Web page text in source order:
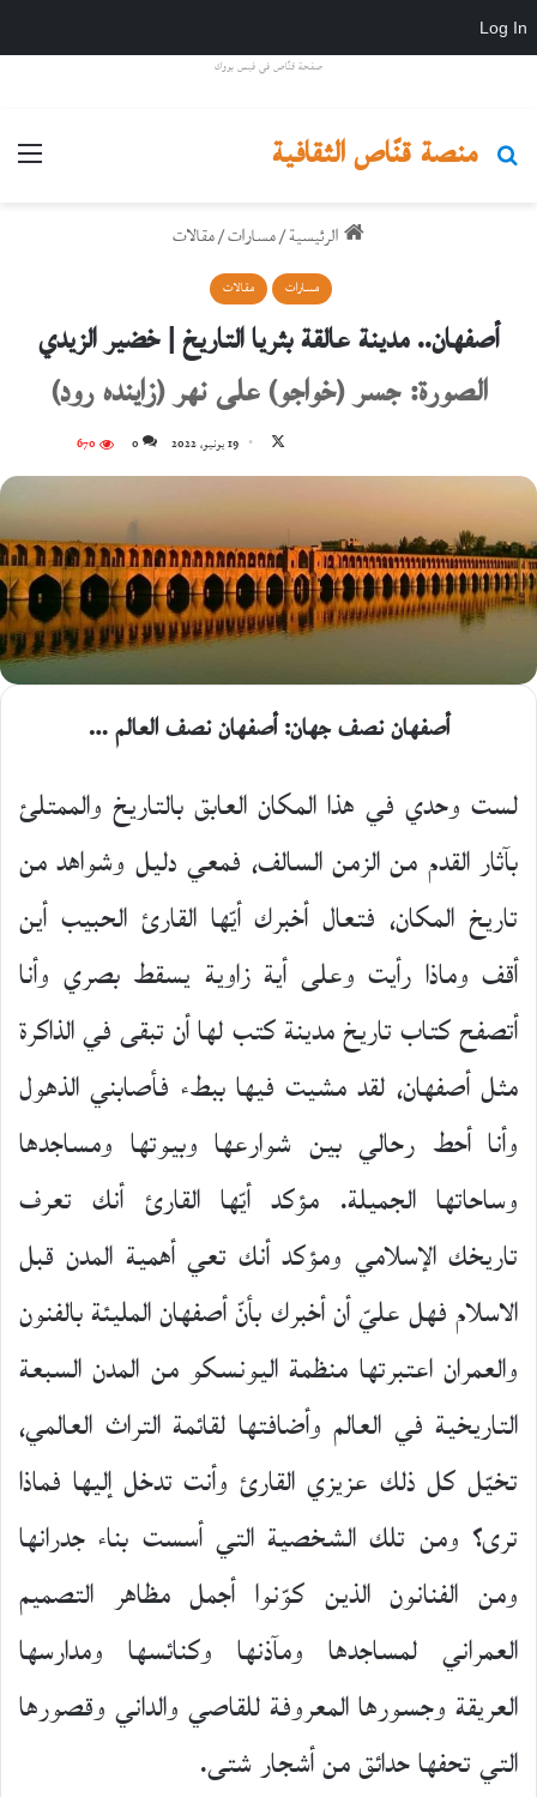
Log In
صفحة قنّاص في فيس بووك
منصة قنّاص الثقافية
بحث عن
الرئيسية/مسارات/مقالات
مسارات مقالات
أصفهان.. مدينة عالقة بثريا التاريخ | خضير الزيدي
الصورة: جسر (خواجو) على نهر (زاينده رود)
على
19 يونيو، 2022 0
670
أصفهان نصف جهان: أصفهان نصف العالم …
لست وحدي في هذا المكان العابق بالتاريخ والممتلئ
بآثار القدم من الزمن السالف، فمعي دليل وشواهد من
تاريخ المكان، فتعال أخبرك أيّها القارئ الحبيب أين
أقف وماذا رأيت وعلى أية زاوية يسقط بصري وأنا
أتصفح كتاب تاريخ مدينة كتب لها أن تبقى في الذاكرة
مثل أصفهان، لقد مشيت فيها ببطء فأصابني الذهول
وأنا أحط رحالي بين شوارعها وبيوتها ومساجدها
وساحاتها الجميلة. مؤكد أيّها القارئ أنك تعرف
تاريخك الإسلامي ومؤكد أنك تعي أهمية المدن قبل
الاسلام فهل عليّ أن أخبرك بأنّ أصفهان المليئة بالفنون
والعمران اعتبرتها منظمة اليونسكو من المدن السبعة
التاريخية في العالم وأضافتها لقائمة التراث العالمي،
تخيّل كل ذلك عزيزي القارئ وأنت تدخل إليها فماذا
ترى؟ ومن تلك الشخصية التي أسست بناء جدرانها
ومن الفنانون الذين كوّنوا أجمل مظاهر التصميم
العمراني لمساجدها ومآذنها وكنائسها ومدارسها
العريقة وجسورها المعروفة للقاصي والداني وقصورها
التي تحفها حدائق من أشجار شتى.